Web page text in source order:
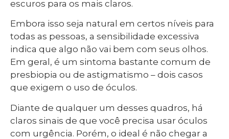
escuros para os mais claros.
Embora isso seja natural em certos níveis para
todas as pessoas, a sensibilidade excessiva
indica que algo não vai bem com seus olhos.
Em geral, é um sintoma bastante comum de
presbiopia ou de astigmatismo – dois casos
que exigem o uso de óculos.
Diante de qualquer um desses quadros, há
claros sinais de que você precisa usar óculos
com urgência. Porém, o ideal é não chegar a